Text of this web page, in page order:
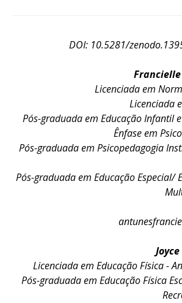
DOI: 10.5281/
Licenciada em
Licenciada
Pós-graduada em Educação Infantil
Ênfase em
Pós-graduada em Psicopedagogia
Pós-graduada em Educação Especial/
Licenciada em Educação Física -
Pós-graduada em Educação Física